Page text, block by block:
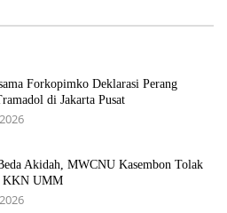
Forkopimko Deklarasi Perang
di Jakarta Pusat
Akidah, MWCNU Kasembon Tolak
KKN UMM